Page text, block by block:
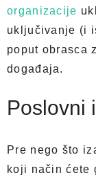
organizacije
uključivanje (i
poput obrasca
događaja.
Poslovni
Pre nego što
koji način ćete